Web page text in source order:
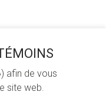
Autre
afin de vous
site web.